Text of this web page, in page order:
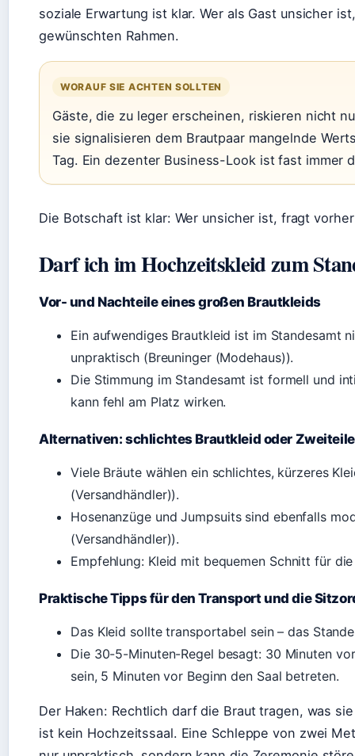
soziale Erwartung ist klar. Wer als Gast unsicher
gewünschten Rahmen.
WORAUF SIE ACHTEN SOLLTEN
Gäste, die zu leger erscheinen, riskieren nicht
sie signalisieren dem Brautpaar mangelnde
Tag. Ein dezenter Business-Look ist fast immer
Die Botschaft ist klar: Wer unsicher ist, fragt
Darf ich im Hochzeitskleid zum
Vor- und Nachteile eines großen Brautkleids
Ein aufwendiges Brautkleid ist im Standesamt
unpraktisch (Breuninger (Modehaus)).
Die Stimmung im Standesamt ist formell und
kann fehl am Platz wirken.
Alternativen: schlichtes Brautkleid oder
Viele Bräute wählen ein schlichtes, kürzeres
(Versandhändler)).
Hosenanzüge und Jumpsuits sind ebenfalls
(Versandhändler)).
Empfehlung: Kleid mit bequemen Schnitt für
Praktische Tipps für den Transport und die
Das Kleid sollte transportabel sein – das
Die 30-5-Minuten-Regel besagt: 30 Minuten
sein, 5 Minuten vor Beginn den Saal betreten.
Der Haken: Rechtlich darf die Braut tragen, was
ist kein Hochzeitssaal. Eine Schleppe von zwei